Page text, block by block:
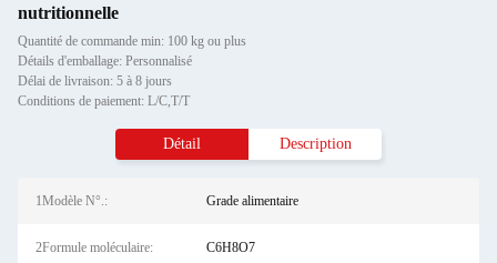
nutritionnelle
Quantité de commande min: 100 kg ou plus
Détails d'emballage: Personnalisé
Délai de livraison: 5 à 8 jours
Conditions de paiement: L/C,T/T
Détail Description
1Modèle N°.: Grade alimentaire
2Formule moléculaire: C6H8O7